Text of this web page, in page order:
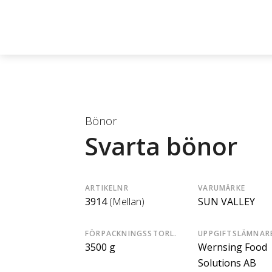
Bönor
Svarta bönor
ARTIKELNR
3914 (Mellan)
VARUMÄRKE
SUN VALLEY
FÖRPACKNINGSSTORL.
3500 g
Wernsing Food
Solutions AB